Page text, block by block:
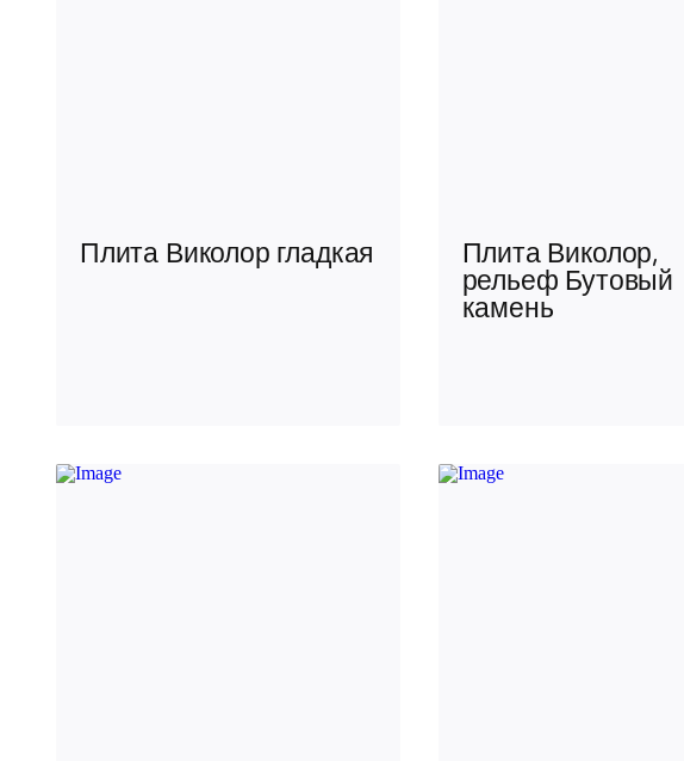
Плита Виколор гладкая
Плита Виколор,
рельеф Бутовый
камень